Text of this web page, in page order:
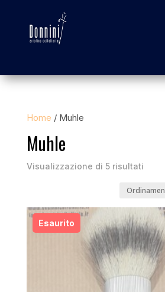
Home / Muhle
Muhle
Visualizzazione di 5 risultati